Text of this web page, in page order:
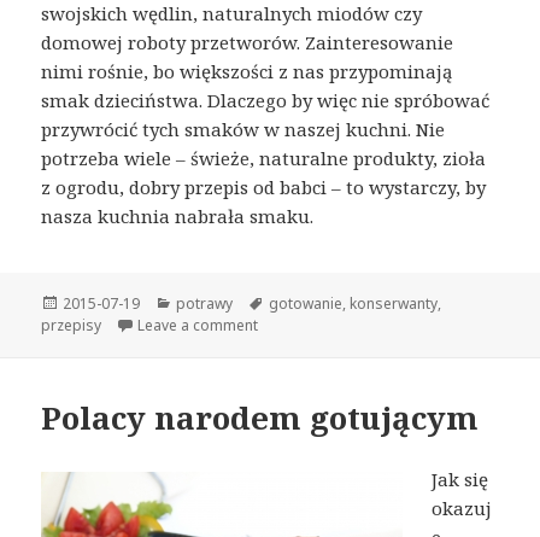
swojskich wędlin, naturalnych miodów czy
domowej roboty przetworów. Zainteresowanie
nimi rośnie, bo większości z nas przypominają
smak dzieciństwa. Dlaczego by więc nie spróbować
przywrócić tych smaków w naszej kuchni. Nie
potrzeba wiele – świeże, naturalne produkty, zioła
z ogrodu, dobry przepis od babci – to wystarczy, by
nasza kuchnia nabrała smaku.
Opublikowano
2015-07-19 Kategorie
potrawy Tagi
gotowanie, konserwanty,
przepisy
Leave a comment
Polacy narodem gotującym
Jak się
okazuj